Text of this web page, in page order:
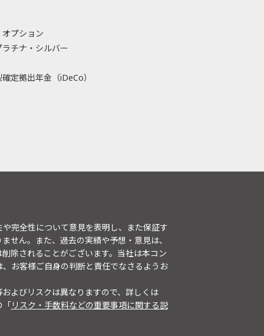
プション
ラチナ・シルバー
定拠出年金（iDeCo）
完全性について意見を表明し、また保証す
せん。また、過去の実績や予想・意見は、
除されることがございます。当社は本コン
お客様ご自身の判断と責任でなさるようお
よびリスクは異なりますので、詳しくは
「リスク・手数料などの重要事項に関する説